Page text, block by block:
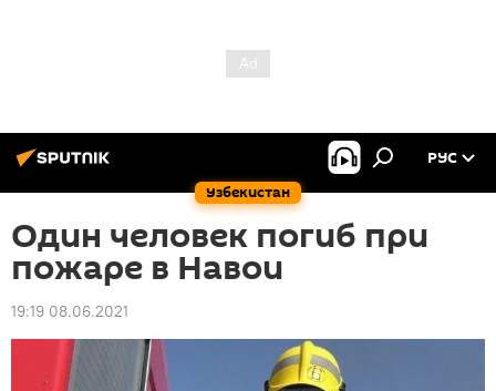
Узбекистан
РУС
Один человек погиб при
пожаре в Навои
19:19 08.06.2021